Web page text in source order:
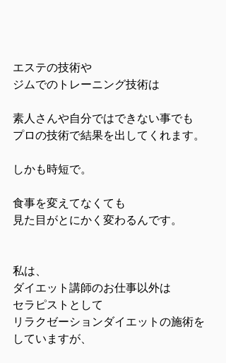
エステの技術や
ジムでのトレーニング技術は
素人さんや自分ではできない事でも
プロの技術で結果を出してくれます。
しかも時短で。
食事を変えてなくても
見た目がとにかく変わるんです。
私は、
ダイエット講師のお仕事以外は
セラピストとして
リラクゼーションダイエットの施術を
していますが、